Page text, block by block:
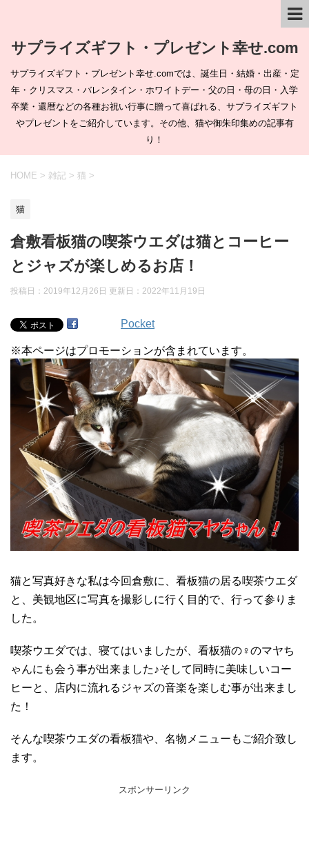
サプライズギフト・プレゼント幸せ.com
サプライズギフト・プレゼント幸せ.comでは、誕生日・結婚・出産・定
年・クリスマス・バレンタイン・ホワイトデー・父の日・母の日・入学
卒業・還暦などの各種お祝い行事に贈って喜ばれる、サプライズギフト
やプレゼントをご紹介しています。その他、猫や御朱印集めの記事有
り！
HOME > 雑記 > 猫 >
猫
倉敷看板猫の喫茶ウエダは猫とコーヒー
とジャズが楽しめるお店！
投稿日：2019年12月26日 更新日： 2022年11月19日
Pocket
※本ページはプロモーションが含まれています。
猫と写真好きな私は今回倉敷に、看板猫の居る喫茶ウエダ
と、美観地区に写真を撮影しに行く目的で、行って参りま
した。
喫茶ウエダでは、寝てはいましたが、看板猫の♀のマヤち
ゃんにも会う事が出来ました♪そして同時に美味しいコー
ヒーと、店内に流れるジャズの音楽を楽しむ事が出来まし
た！
そんな喫茶ウエダの看板猫や、名物メニューもご紹介致し
ます。
スポンサーリンク